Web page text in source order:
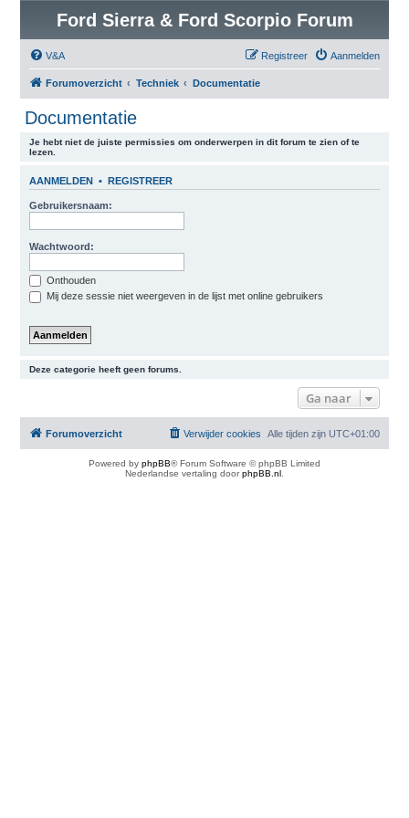
Ford Sierra & Ford Scorpio Forum
V&A Aanmelden
Registreer
Forumoverzicht Techniek Documentatie
Documentatie
Je hebt niet de juiste permissies om onderwerpen in dit forum te zien of te
lezen.
AANMELDEN • REGISTREER
Gebruikersnaam:
Wachtwoord:
Onthouden
Mij deze sessie niet weergeven in de lijst met online gebruikers
Deze categorie heeft geen forums.
Ga naar
Forumoverzicht Alle tijden zijn UTC+01:00
Verwijder cookies
Powered by phpBB® Forum Software © phpBB Limited
Nederlandse vertaling doorphpBB.nl